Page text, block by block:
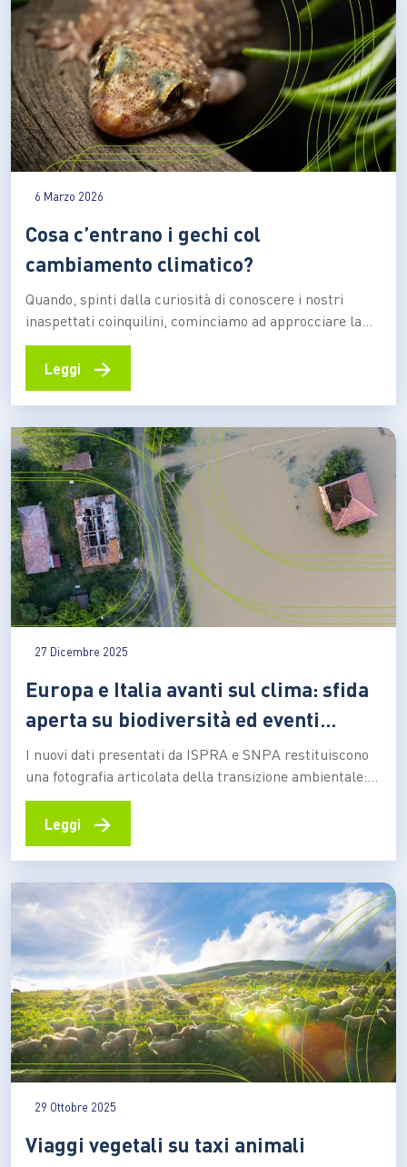
6 Marzo 2026
Cosa c’entrano i gechi col
cambiamento climatico?
Quando, spinti dalla curiosità di conoscere i nostri
inaspettati coinquilini, cominciamo ad approcciare la
natura dentro e intorno alle nostre case con maggiore
attenzione, diventa presto chiaro che sono molti gli
diversi momenti della giornata. E così, man mano che…
Leggi →
27 Dicembre 2025
Europa e Italia avanti sul clima: sfida
aperta su biodiversità ed eventi
estremi
I nuovi dati presentati da ISPRA e SNPA restituiscono
una fotografia articolata della transizione ambientale:
risultati incoraggianti su energia, circolarità e riduzione
delle emissioni convivono con criticità persistenti
continua a distinguersi a livello globale per l’impegno
sul fronte ambientale. Incrociando i dati…
Leggi →
29 Ottobre 2025
Viaggi vegetali su taxi animali